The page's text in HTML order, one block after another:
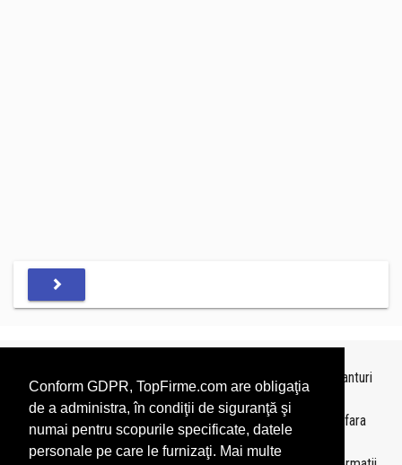
Conform GDPR, TopFirme.com are obligaţia
de a administra, în condiţii de siguranţă şi
numai pentru scopurile specificate, datele
personale pe care le furnizaţi. Mai multe
Topurile sunt realizate deTopFirme
pe baza ultimelor bilanturi
depuse si au scop informativ.
Este interzisa folosirea topurilor fara acordul TopFirme si fara
precizarea sursei.